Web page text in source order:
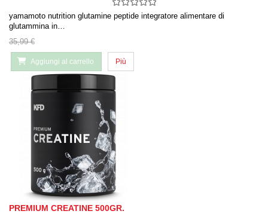
yamamoto nutrition glutamine peptide integratore alimentare di
glutammina in…
35,99 €
Aggiungi al carrello Più
PREMIUM CREATINE 500GR.